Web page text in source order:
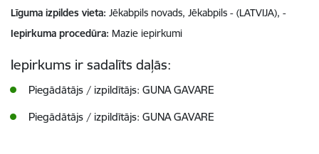
Līguma izpildes vieta Jēkabpils novads, Jēkabpils - (LATVIJA), -
Iepirkuma procedūra Mazie iepirkumi
Iepirkums ir sadalīts daļās:
Piegādātājs / izpildītājs: GUNA GAVARE
Piegādātājs / izpildītājs: GUNA GAVARE